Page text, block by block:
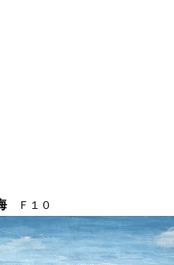
Ｆ１０